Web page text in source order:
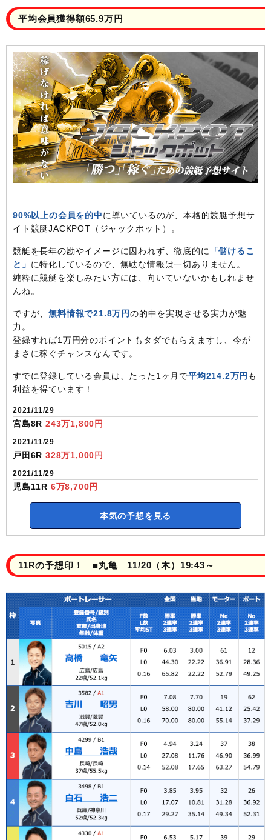
平均会員獲得額65.9万円
90%以上の会員を的中に導いているのが、本格的競艇予想サ
イト競艇JACKPOT（ジャックポット）。
競艇を長年の勘やイメージに囚われず、徹底的に
「儲けるこ
と」 に特化しているので、無駄な情報は一切ありません。
純粋に競艇を楽しみたい方には、向いていないかもしれませ
んね。
ですが、無料情報で21.8万円の的中を実現させる実力が魅
力。
登録すれば1万円分のポイントもタダでもらえますし、今が
まさに稼ぐチャンスなんです。
すでに登録している会員は、たった1ヶ月で平均214.2万円 も
利益を得ています！
2021/11/29
宮島8R 243万1,800円
2021/11/29
戸田6R 328万1,000円
2021/11/29
児島11R 6万8,700円
本気の予想を見る
11Rの予想印！ ■丸亀 11/20（木）19:43～